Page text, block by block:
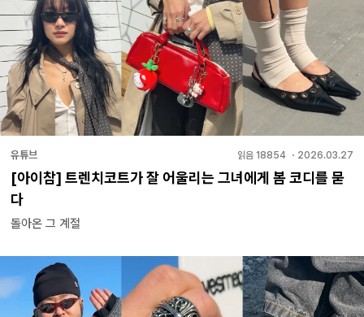
유튜브 읽음 18854 ・ 2026.03.27
[아이참] 트렌치코트가 잘 어울리는 그녀에게 봄 코디를 묻
다
돌아온 그 계절